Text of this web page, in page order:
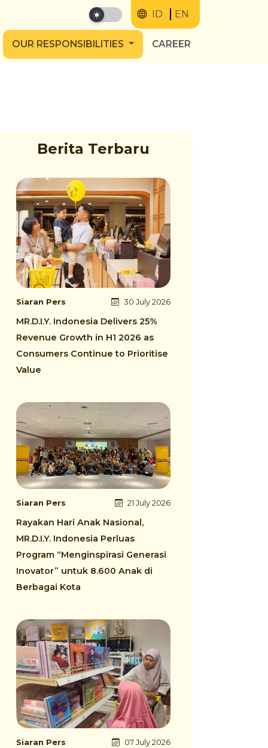
ID EN
OUR RESPONSIBILITIES CAREER
Berita Terbaru
Siaran Pers 30 July 2026
MR.D.I.Y. Indonesia Delivers 25%
Revenue Growth in H1 2026 as
Consumers Continue to Prioritise
Value
Siaran Pers 21 July 2026
Rayakan Hari Anak Nasional,
MR.D.I.Y. Indonesia Perluas
Program “Menginspirasi Generasi
Inovator” untuk 8.600 Anak di
Berbagai Kota
Siaran Pers 07 July 2026